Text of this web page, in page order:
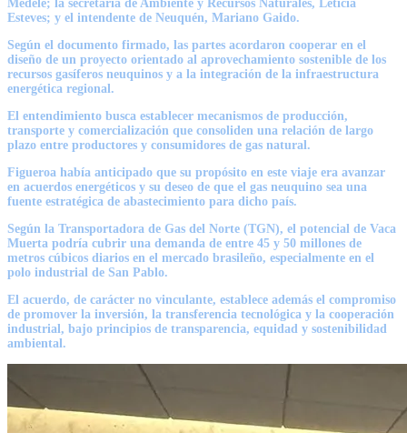
Medele; la secretaria de Ambiente y Recursos Naturales, Leticia
Esteves; y el intendente de Neuquén, Mariano Gaido.
Según el documento firmado, las partes acordaron cooperar en el
diseño de un proyecto orientado al aprovechamiento sostenible de los
recursos gasíferos neuquinos y a la integración de la infraestructura
energética regional.
El entendimiento busca establecer mecanismos de producción,
transporte y comercialización que consoliden una relación de largo
plazo entre productores y consumidores de gas natural.
Figueroa había anticipado que su propósito en este viaje era avanzar
en acuerdos energéticos y su deseo de que el gas neuquino sea una
fuente estratégica de abastecimiento para dicho país.
Según la Transportadora de Gas del Norte (TGN), el potencial de Vaca
Muerta podría cubrir una demanda de entre 45 y 50 millones de
metros cúbicos diarios en el mercado brasileño, especialmente en el
polo industrial de San Pablo.
El acuerdo, de carácter no vinculante, establece además el compromiso
de promover la inversión, la transferencia tecnológica y la cooperación
industrial, bajo principios de transparencia, equidad y sostenibilidad
ambiental.